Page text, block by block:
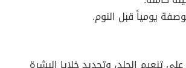
يومياً قبل النوم.